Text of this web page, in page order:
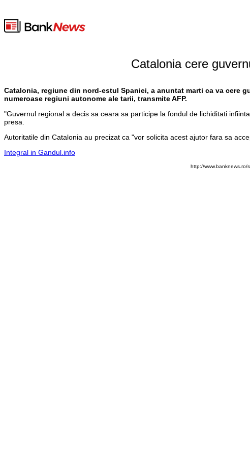
Catalonia cere
Catalonia, regiune din nord-estul Spaniei, a anuntat marti ca va cere
numeroase regiuni autonome ale tarii, transmite AFP.
"Guvernul regional a decis sa ceara sa participe la fondul de lichiditati
presa.
Autoritatile din Catalonia au precizat ca "vor solicita acest ajutor fara sa
Integral in Gandul.info
http://